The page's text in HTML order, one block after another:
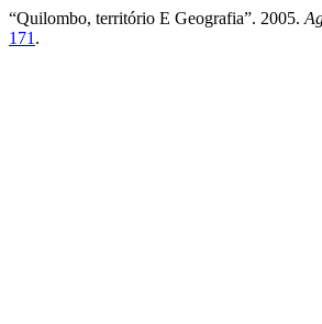
“Quilombo, território E Geografia”. 2005.
171 .